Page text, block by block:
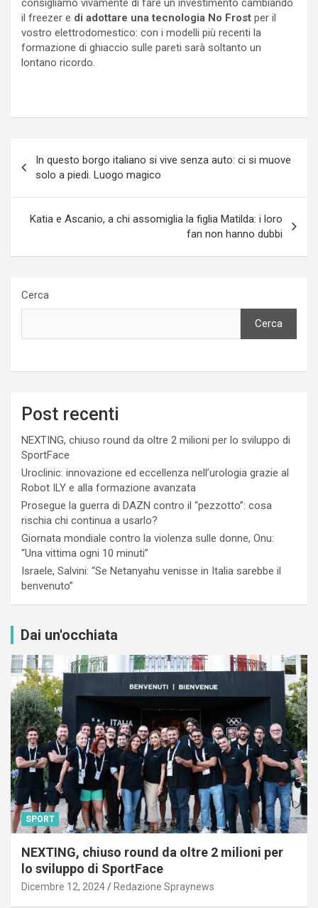
consigliamo vivamente di fare un investimento cambiando
il freezer e di adottare una tecnologia No Frost per il
vostro elettrodomestico: con i modelli più recenti la
formazione di ghiaccio sulle pareti sarà soltanto un
lontano ricordo.
articoli
In questo borgo italiano si vive senza auto: ci si muove
solo a piedi. Luogo magico
Katia e Ascanio, a chi assomiglia la figlia Matilda: i loro
fan non hanno dubbi
Cerca
Cerca
Post recenti
NEXTING, chiuso round da oltre 2 milioni per lo sviluppo di
SportFace
Uroclinic: innovazione ed eccellenza nell’urologia grazie al
Robot ILY e alla formazione avanzata
Prosegue la guerra di DAZN contro il “pezzotto”: cosa
rischia chi continua a usarlo?
Giornata mondiale contro la violenza sulle donne, Onu:
“Una vittima ogni 10 minuti”
Israele, Salvini: “Se Netanyahu venisse in Italia sarebbe il
benvenuto”
Dai un'occhiata
SPORT
NEXTING, chiuso round da oltre 2 milioni per
lo sviluppo di SportFace
Dicembre 12, 2024 Redazione Spraynews